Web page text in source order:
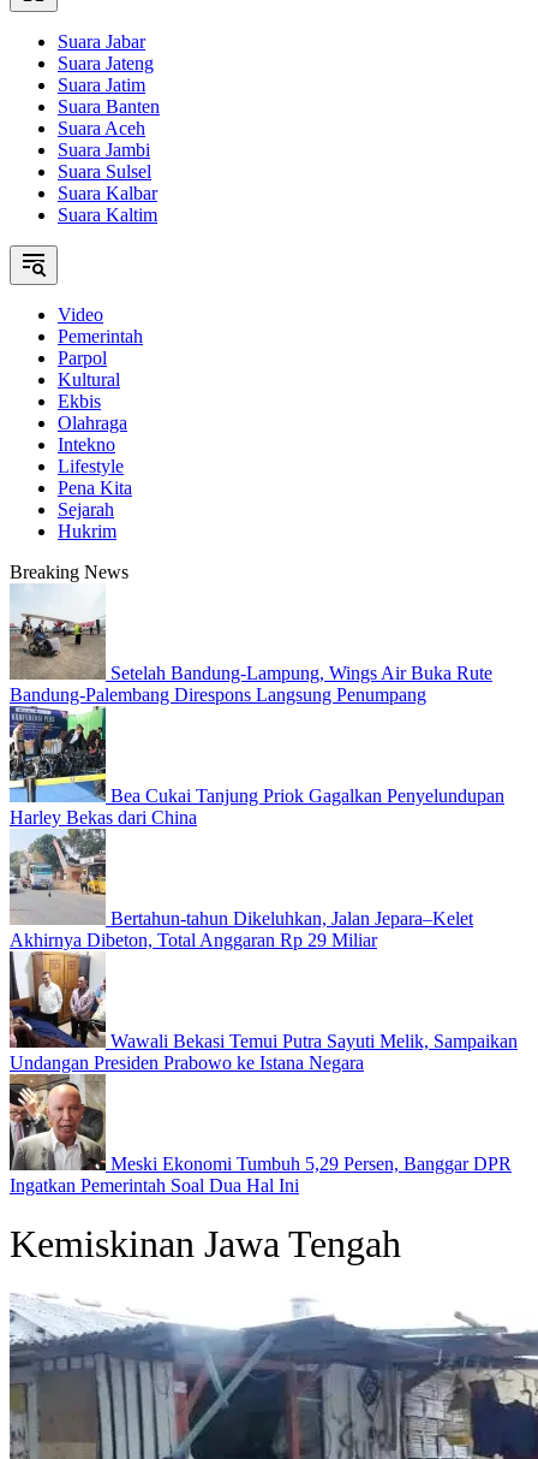
Suara Jabar
Suara Jateng
Suara Jatim
Suara Banten
Suara Aceh
Suara Jambi
Suara Sulsel
Suara Kalbar
Suara Kaltim
Video
Pemerintah
Parpol
Kultural
Ekbis
Olahraga
Intekno
Lifestyle
Pena Kita
Sejarah
Hukrim
Breaking News
Setelah Bandung-Lampung, Wings Air Buka Rute
Bandung-Palembang Direspons Langsung Penumpang
Bea Cukai Tanjung Priok Gagalkan Penyelundupan
Harley Bekas dari China
Bertahun-tahun Dikeluhkan, Jalan Jepara–Kelet
Akhirnya Dibeton, Total Anggaran Rp 29 Miliar
Wawali Bekasi Temui Putra Sayuti Melik, Sampaikan
Undangan Presiden Prabowo ke Istana Negara
Meski Ekonomi Tumbuh 5,29 Persen, Banggar DPR
Ingatkan Pemerintah Soal Dua Hal Ini
Kemiskinan Jawa Tengah